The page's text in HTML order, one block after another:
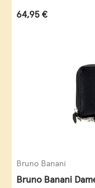
Regulärer Preis:
64,95 €
Bruno Banani
Bruno Banani